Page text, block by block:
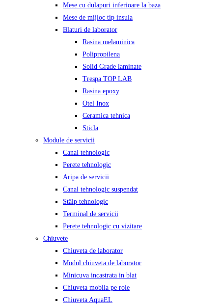
Mese cu dulapuri inferioare la baza
Mese de mijloc tip insula
Blaturi de laborator
Rasina melaminica
Polipropilena
Solid Grade laminate
Trespa TOP LAB
Rasina epoxy
Otel Inox
Ceramica tehnica
Sticla
Module de servicii
Canal tehnologic
Perete tehnologic
Aripa de servicii
Canal tehnologic suspendat
Stâlp tehnologic
Terminal de servicii
Perete tehnologic cu vizitare
Chiuvete
Chiuveta de laborator
Modul chiuveta de laborator
Minicuva incastrata in blat
Chiuveta mobila pe role
Chiuveta AquaEL